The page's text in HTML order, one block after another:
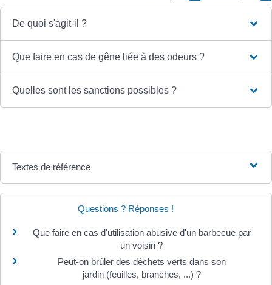
De quoi s'agit-il ?
Que faire en cas de gêne liée à des odeurs ?
Quelles sont les sanctions possibles ?
Textes de référence
Questions ? Réponses !
Que faire en cas d'utilisation abusive d'un barbecue par
un voisin ?
Peut-on brûler des déchets verts dans son
jardin (feuilles, branches, ...) ?